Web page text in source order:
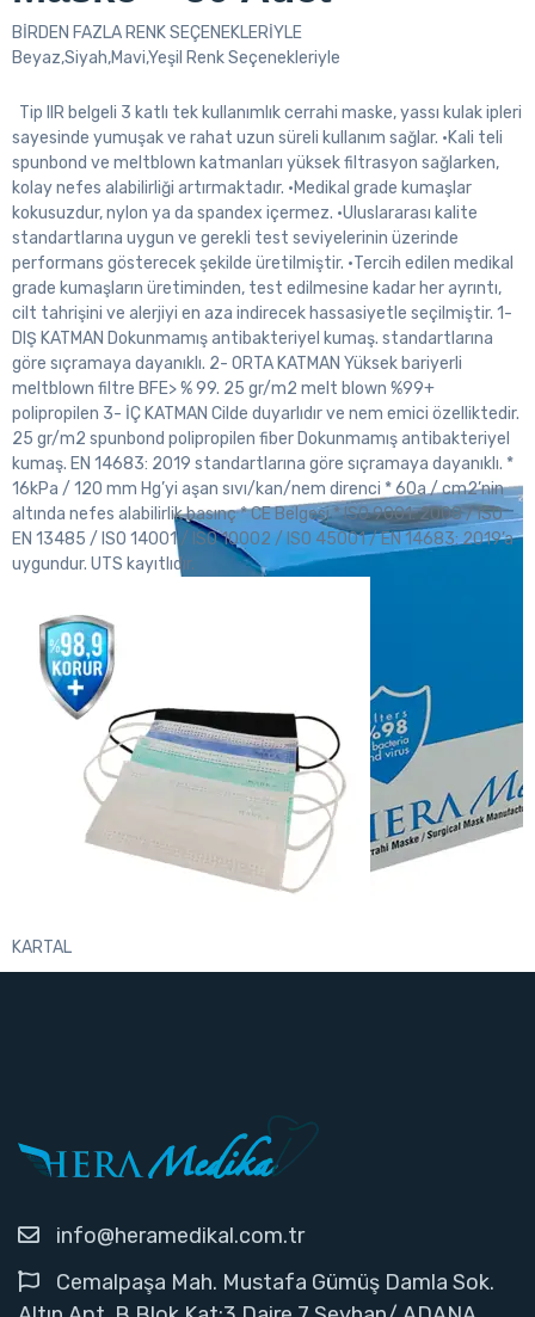
BİRDEN FAZLA RENK SEÇENEKLERİYLE
Beyaz,Siyah,Mavi,Yeşil Renk Seçenekleriyle
Tip IIR belgeli 3 katlı tek kullanımlık cerrahi maske, yassı kulak ipleri
sayesinde yumuşak ve rahat uzun süreli kullanım sağlar. •Kali teli
spunbond ve meltblown katmanları yüksek filtrasyon sağlarken,
kolay nefes alabilirliği artırmaktadır. •Medikal grade kumaşlar
kokusuzdur, nylon ya da spandex içermez. •Uluslararası kalite
standartlarına uygun ve gerekli test seviyelerinin üzerinde
performans gösterecek şekilde üretilmiştir. •Tercih edilen medikal
grade kumaşların üretiminden, test edilmesine kadar her ayrıntı,
cilt tahrişini ve alerjiyi en aza indirecek hassasiyetle seçilmiştir. 1-
DIŞ KATMAN Dokunmamış antibakteriyel kumaş. standartlarına
göre sıçramaya dayanıklı. 2- ORTA KATMAN Yüksek bariyerli
meltblown filtre BFE> % 99. 25 gr/m2 melt blown %99+
polipropilen 3- İÇ KATMAN Cilde duyarlıdır ve nem emici özelliktedir.
25 gr/m2 spunbond polipropilen fiber Dokunmamış antibakteriyel
kumaş. EN 14683: 2019 standartlarına göre sıçramaya dayanıklı. *
16kPa / 120 mm Hg’yi aşan sıvı/kan/nem direnci * 60a / cm2’nin
altında nefes alabilirlik basınç * CE Belgesi * ISO 9001: 2008 / ISO
EN 13485 / ISO 14001 / ISO 10002 / ISO 45001 / EN 14683: 2019’a
uygundur. UTS kayıtlıdır.
KARTAL
info@heramedikal.com.tr
Cemalpaşa Mah. Mustafa Gümüş Damla Sok.